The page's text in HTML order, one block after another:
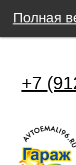
Полная
+7